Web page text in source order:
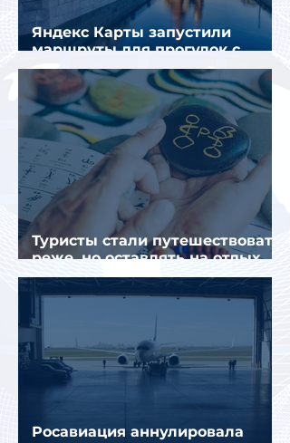
Яндекс Карты запустили
маршруты для прогулок с
описанием и аудиогидом
Туристы стали путешествовать
реже, но оставлять на отдых
почти на 40% больше
Росавиация аннулировала